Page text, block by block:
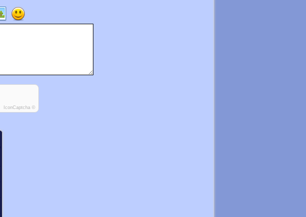
IconCaptcha ©